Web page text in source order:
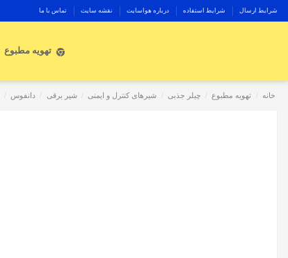
شرایط ارسال شرایط استفاده درباره هواسایت نقشه سایت تماس با ما
تهویه مطبوع
خانه تهویه مطبوع چیلر جذبی شیرهای کنترل و ایمنی شیر برقی دانفوس